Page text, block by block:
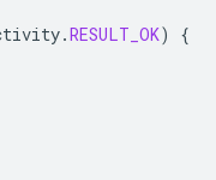
.RESULT_OK)
{